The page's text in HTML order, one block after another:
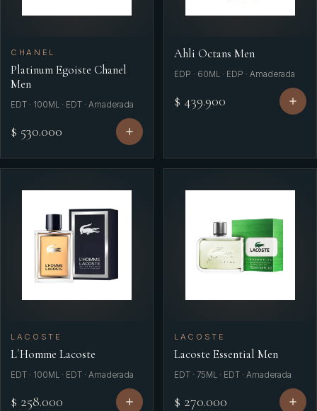
CHANEL
Platinum Egoiste Chanel
Men
EDT · 100ML · EDT · Amaderada
$ 530.000
Ahli Octans Men
EDP · 60ML · EDP · Amaderada
$ 439.900
LACOSTE
L´Homme Lacoste
EDT · 100ML · EDT · Amaderada
$ 258.000
LACOSTE
Lacoste Essential Men
EDT · 75ML · EDT · Amaderada
$ 270.000